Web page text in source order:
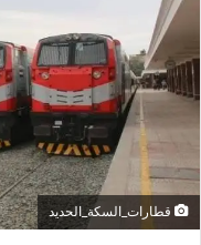
ر
ي
ا
ل
ك
ت
قطارات_السكة_الحديد